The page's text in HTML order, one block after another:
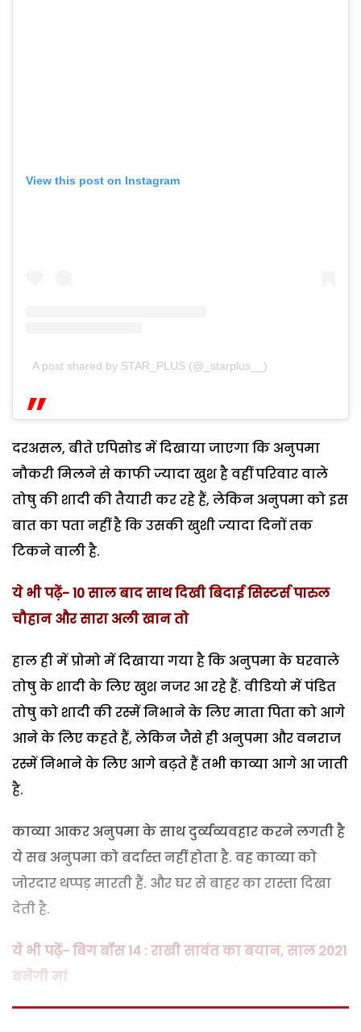
View this post on Instagram
A post shared by STAR_PLUS (@_starplus__)
दरअसल, बीते एपिसोड में दिखाया जाएगा कि अनुपमा
नौकरी मिलने से काफी ज्यादा खुश है वहीं परिवार वाले
तोषु की शादी की तैयारी कर रहे हैं, लेकिन अनुपमा को इस
बात का पता नहीं है कि उसकी खुशी ज्यादा दिनों तक
टिकने वाली है.
ये भी पढ़ें- 10 साल बाद साथ दिखी बिदाई सिस्टर्स पारुल
चौहान और सारा अली खान तो
हाल ही में प्रोमो में दिखाया गया है कि अनुपमा के घरवाले
तोषु के शादी के लिए खुश नजर आ रहे हैं. वीडियो में पंडित
तोषु को शादी की रस्में निभाने के लिए माता पिता को आगे
आने के लिए कहते हैं, लेकिन जैसे ही अनुपमा और वनराज
रस्में निभाने के लिए आगे बढ़ते हैं तभी काव्या आगे आ जाती
है.
काव्या आकर अनुपमा के साथ दुर्व्यव्यवहार करने लगती है
ये सब अनुपमा को बर्दास्त नहीं होता है. वह काव्या को
जोरदार थप्पड़ मारती हैं. और घर से बाहर का रास्ता दिखा
देती है.
ये भी पढ़ें- बिग बॉस 14 : राखी सावंत का बयान, साल 2021
बनेगी मां